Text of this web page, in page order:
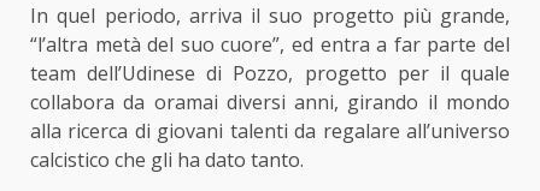
In quel periodo, arriva il suo progetto più grande,
“l’altra metà del suo cuore”, ed entra a far parte del
team dell’Udinese di Pozzo, progetto per il quale
collabora da oramai diversi anni, girando il mondo
alla ricerca di giovani talenti da regalare all’universo
calcistico che gli ha dato tanto.